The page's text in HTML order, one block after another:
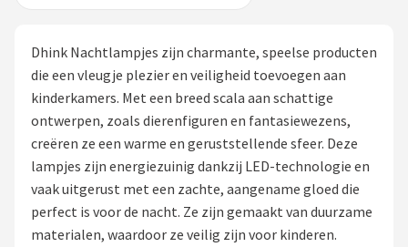
Nachtlampjes
Slaaphulpen
Babyprojectors
Shop
Dhink Nachtlampjes zijn charmante, speelse producten
die een vleugje plezier en veiligheid toevoegen aan
kinderkamers. Met een breed scala aan schattige
ontwerpen, zoals dierenfiguren en fantasiewezens,
creëren ze een warme en geruststellende sfeer. Deze
lampjes zijn energiezuinig dankzij LED-technologie en
vaak uitgerust met een zachte, aangename gloed die
perfect is voor de nacht. Ze zijn gemaakt van duurzame
materialen, waardoor ze veilig zijn voor kinderen.